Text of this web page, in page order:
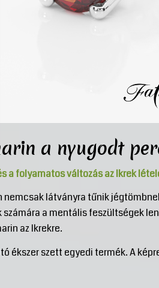
a nyugodt
a folyamatos változás az Ikrek
nemcsak látványra tűnik
számára a mentális feszültségek
az Ikrekre.
ékszer szett egyedi termék. A